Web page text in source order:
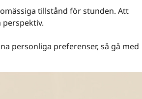
tillstånd för stunden. Att
personliga preferenser, så gå med